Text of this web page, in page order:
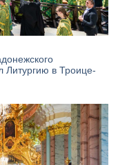
Литургию в Троице-